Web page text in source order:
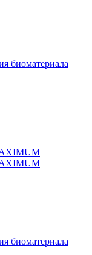
биоматериала
биоматериала